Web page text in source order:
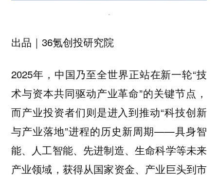
.
出品｜36氪创投研究院
2025年，中国乃至全世界正站在新一轮“技
术与资本共同驱动产业革命”的关键节点，
而产业投资者们则是进入到推动“科技创新
与产业落地”进程的历史新周期——具身智
能、人工智能、先进制造、生命科学等未来
产业领域，获得从国家资金、产业巨头到市